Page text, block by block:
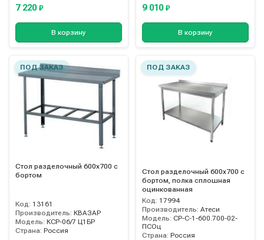
7 220 ₽
В корзину
9 010 ₽
В корзину
ПОД ЗАКАЗ
Стол разделочный 600х700 с
бортом
Код: 13161
Производитель: КВАЗАР
Модель: КСР-06/7 Ц1БР
Страна: Россия
ПОД ЗАКАЗ
Стол разделочный 600х700 с
бортом, полка сплошная
оцинкованная
Код: 17994
Производитель: Атеси
Модель: СР-С-1-600.700-02-
ПСОц
Страна: Россия